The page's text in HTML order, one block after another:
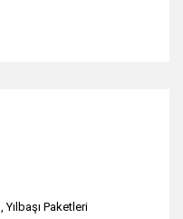
,Yılbaşı Paketleri